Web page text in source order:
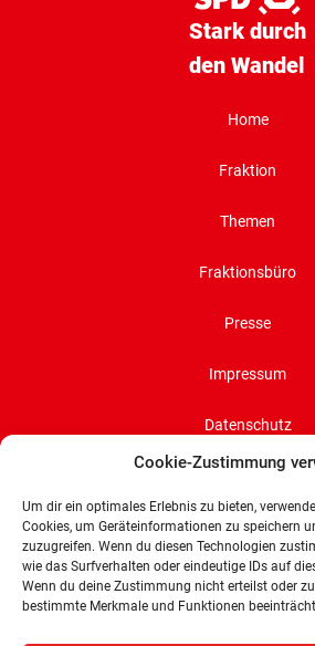
Cookie-Zustimmung
Um dir ein optimales Erlebnis zu bieten,
Cookies, um Geräteinformationen zu speichern
zuzugreifen. Wenn du diesen Technologien
wie das Surfverhalten oder eindeutige IDs auf
Wenn du deine Zustimmung nicht erteilst oder
bestimmte Merkmale und Funktionen
Stark durch
den Wandel
Home
Fraktion
Themen
Fraktionsbüro
Presse
Impressum
Datenschutz
Cookie-Richtlinie (EU)
SPD-
Land Bremen
Wachtstraße 27/29